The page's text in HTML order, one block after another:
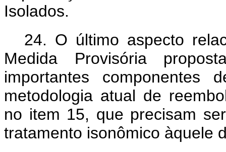
Isolados.
24. O último aspecto
Medida Provisória
importantes componentes
metodologia atual de
no item 15, que precisam
tratamento isonômico àquele